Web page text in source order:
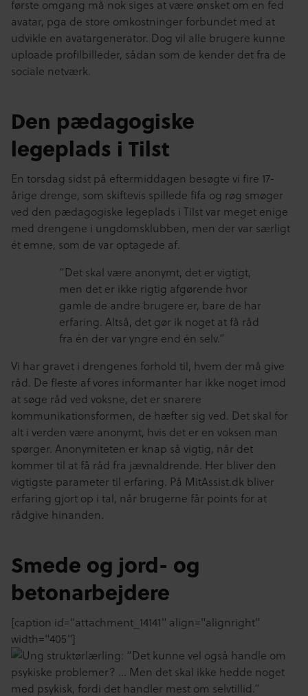
første omgang må nok siges at være ønsket om en fed
avatar, pga de store omkostninger forbundet med at
udvikle en avatargenerator. Dog vil alle brugere kunne
uploade profilbilleder, sådan som de kender det fra de
sociale netværk.
Den pædagogiske
legeplads i Tilst
En torsdag sidst på eftermiddagen besøgte vi fire 17-
årige drenge, som skiftevis spillede fifa og røg smøger
ved den pædagogiske legeplads i Tilst var meget enige
med drengene i ungdomsklubben, men der var særligt
ét emne, som de var optagede af.
“Det skal være anonymt, det er vigtigt,
men det er ikke rigtig afgørende hvor
gamle de andre brugere er, bare de har
erfaring. Altså, det gør ik noget at få råd
fra én der var yngre end én selv.”
Vi har gravet i drengenes forhold til, hvem der må give
råd. De fleste af vores informanter har ikke noget imod
at søge råd ved voksne, det er snarere
kommunikationsformen, de hæfter sig ved. Det skal for
alt i verden være anonymt, hvis det er en voksen man
spørger. Anonymiteten er knap så vigtig, når det
kommer til at få råd fra jævnaldrende. Her bliver den
vigtigste parameter til erfaring. På MitAssist.dk bliver
erfaring gjort op i tal, når brugerne får points for at
rådgive hinanden.
Smede og jord- og
betonarbejdere
[caption id="attachment_14141" align="alignright"
width="405"]